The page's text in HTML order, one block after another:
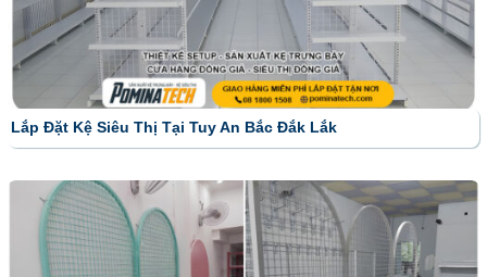
Lắp Đặt Kệ Siêu Thị Tại Tuy An Bắc Đắk Lắk